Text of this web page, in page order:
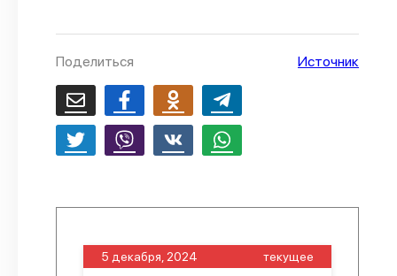
О проекте
Политика конфиденциальности
Поделиться Источник
5 декабря, 2024 текущее